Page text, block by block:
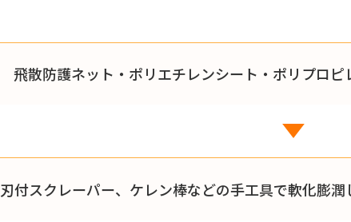
飛散防護ネット・ポリエチレンシート・ポリプロピ
刃付スクレーパー、ケレン棒などの手工具で軟化膨潤